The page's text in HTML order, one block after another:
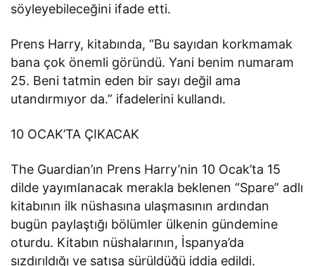
söyleyebileceğini ifade etti.
Prens Harry, kitabında, “Bu sayıdan korkmamak
bana çok önemli göründü. Yani benim numaram
25. Beni tatmin eden bir sayı değil ama
utandırmıyor da.” ifadelerini kullandı.
10 OCAK’TA ÇIKACAK
The Guardian’ın Prens Harry’nin 10 Ocak’ta 15
dilde yayımlanacak merakla beklenen “Spare” adlı
kitabının ilk nüshasına ulaşmasının ardından
bugün paylaştığı bölümler ülkenin gündemine
oturdu. Kitabın nüshalarının, İspanya’da
sızdırıldığı ve satışa sürüldüğü iddia edildi.